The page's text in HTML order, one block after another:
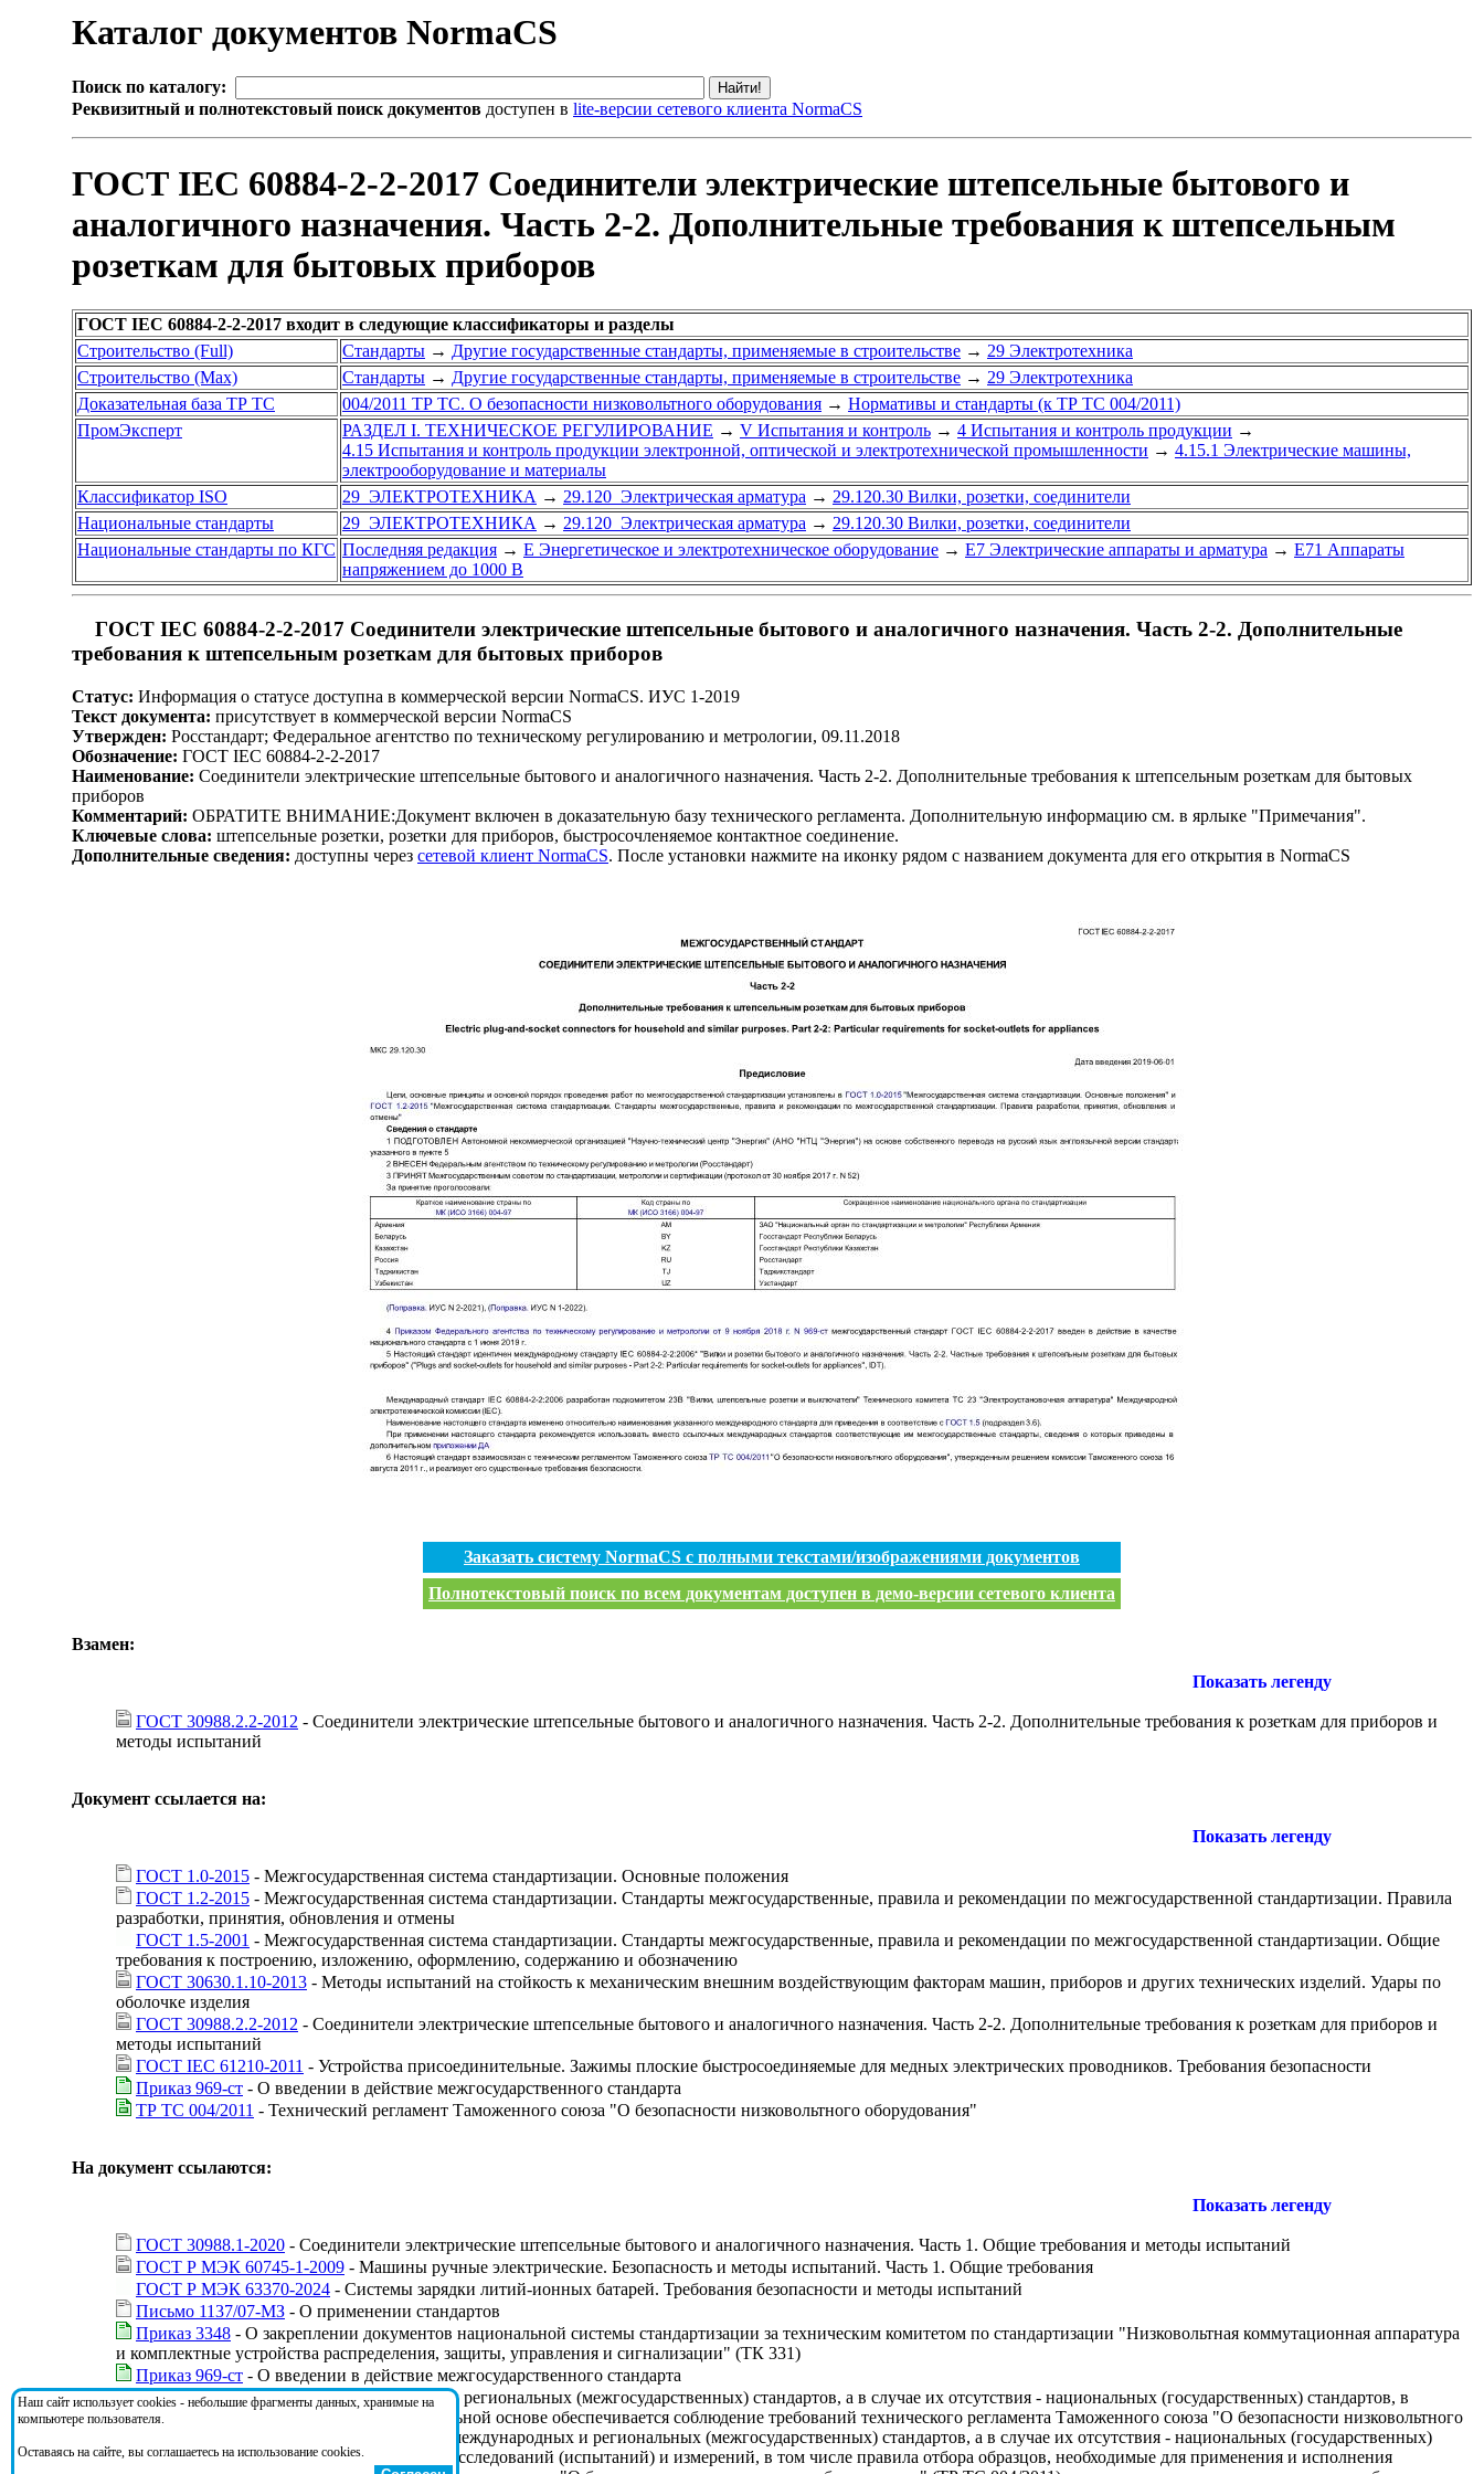
Каталог документов NormaCS
Поиск по каталогу:
Реквизитный и полнотекстовый поиск документов доступен в lite-версии сетевого клиента NormaCS
ГОСТ IEC 60884-2-2-2017 Соединители электрические штепсельные бытового и
аналогичного назначения. Часть 2-2. Дополнительные требования к штепсельным
розеткам для бытовых приборов
ГОСТ IEC 60884-2-2-2017 входит в следующие классификаторы и разделы
Строительство (Full)
Стандарты → Другие государственные стандарты, применяемые в строительстве → 29 Электротехника
Строительство (Max)
Стандарты → Другие государственные стандарты, применяемые в строительстве → 29 Электротехника
Доказательная база ТР ТС
004/2011 ТР ТС. О безопасности низковольтного оборудования → Нормативы и стандарты (к ТР ТС 004/2011)
ПромЭксперт
РАЗДЕЛ I. ТЕХНИЧЕСКОЕ РЕГУЛИРОВАНИЕ → V Испытания и контроль → 4 Испытания и контроль продукции →
4.15 Испытания и контроль продукции электронной, оптической и электротехнической промышленности → 4.15.1 Электрические машины,
электрооборудование и материалы
Классификатор ISO
29 ЭЛЕКТРОТЕХНИКА → 29.120 Электрическая арматура → 29.120.30 Вилки, розетки, соединители
Национальные стандарты
29 ЭЛЕКТРОТЕХНИКА → 29.120 Электрическая арматура → 29.120.30 Вилки, розетки, соединители
Национальные стандарты по КГС Последняя редакция → Е Энергетическое и электротехническое оборудование → Е7 Электрические аппараты и арматура → Е71 Аппараты
напряжением до 1000 В
ГОСТ IEC 60884-2-2-2017 Соединители электрические штепсельные бытового и аналогичного назначения. Часть 2-2. Дополнительные
требования к штепсельным розеткам для бытовых приборов
Статус: Информация о статусе доступна в коммерческой версии NormaCS. ИУС 1-2019
Текст документа: присутствует в коммерческой версии NormaCS
Утвержден: Росстандарт; Федеральное агентство по техническому регулированию и метрологии, 09.11.2018
Обозначение: ГОСТ IEC 60884-2-2-2017
Наименование: Соединители электрические штепсельные бытового и аналогичного назначения. Часть 2-2. Дополнительные требования к штепсельным розеткам для бытовых
приборов
Комментарий: ОБРАТИТЕ ВНИМАНИЕ:Документ включен в доказательную базу технического регламента. Дополнительную информацию см. в ярлыке "Примечания".
Ключевые слова: штепсельные розетки, розетки для приборов, быстросочленяемое контактное соединение.
Дополнительные сведения: доступны через сетевой клиент NormaCS. После установки нажмите на иконку рядом с названием документа для его открытия в NormaCS
Заказать систему NormaCS с полными текстами/изображениями документов
Полнотекстовый поиск по всем документам доступен в демо-версии сетевого клиента
Взамен:
Показать легенду
ГОСТ 30988.2.2-2012 - Соединители электрические штепсельные бытового и аналогичного назначения. Часть 2-2. Дополнительные требования к розеткам для приборов и
методы испытаний
Документ ссылается на:
Показать легенду
ГОСТ 1.0-2015 - Межгосударственная система стандартизации. Основные положения
ГОСТ 1.2-2015 - Межгосударственная система стандартизации. Стандарты межгосударственные, правила и рекомендации по межгосударственной стандартизации. Правила
разработки, принятия, обновления и отмены
ГОСТ 1.5-2001 - Межгосударственная система стандартизации. Стандарты межгосударственные, правила и рекомендации по межгосударственной стандартизации. Общие
требования к построению, изложению, оформлению, содержанию и обозначению
ГОСТ 30630.1.10-2013 - Методы испытаний на стойкость к механическим внешним воздействующим факторам машин, приборов и других технических изделий. Удары по
оболочке изделия
ГОСТ 30988.2.2-2012 - Соединители электрические штепсельные бытового и аналогичного назначения. Часть 2-2. Дополнительные требования к розеткам для приборов и
методы испытаний
ГОСТ IEC 61210-2011 - Устройства присоединительные. Зажимы плоские быстросоединяемые для медных электрических проводников. Требования безопасности
Приказ 969-ст - О введении в действие межгосударственного стандарта
ТР ТС 004/2011 - Технический регламент Таможенного союза "О безопасности низковольтного оборудования"
На документ ссылаются:
Показать легенду
ГОСТ 30988.1-2020 - Соединители электрические штепсельные бытового и аналогичного назначения. Часть 1. Общие требования и методы испытаний
ГОСТ Р МЭК 60745-1-2009 - Машины ручные электрические. Безопасность и методы испытаний. Часть 1. Общие требования
ГОСТ Р МЭК 63370-2024 - Системы зарядки литий-ионных батарей. Требования безопасности и методы испытаний
Письмо 1137/07-МЗ - О применении стандартов
Приказ 3348 - О закреплении документов национальной системы стандартизации за техническим комитетом по стандартизации "Низковольтная коммутационная аппаратура
и комплектные устройства распределения, защиты, управления и сигнализации" (ТК 331)
Приказ 969-ст - О введении в действие межгосударственного стандарта
Решение 55- О перечне международных и региональных (межгосударственных) стандартов, а в случае их отсутствия - национальных (государственных) стандартов, в
результате применения которых на добровольной основе обеспечивается соблюдение требований технического регламента Таможенного союза "О безопасности низковольтного
оборудования" (ТР ТС 004/2011), и перечне международных и региональных (межгосударственных) стандартов, а в случае их отсутствия - национальных (государственных)
стандартов, содержащих правила и методы исследований (испытаний) и измерений, в том числе правила отбора образцов, необходимые для применения и исполнения
Наш сайт использует cookies - небольшие фрагменты данных, хранимые на
компьютере пользователя.
Оставаясь на сайте, вы соглашаетесь на использование cookies.